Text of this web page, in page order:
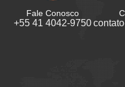
Fale Conosco
+55 41 4042-9750